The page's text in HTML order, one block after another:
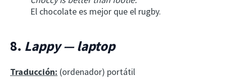
El chocolate es mejor que el rugby.
8. Lappy — laptop
Traducción: (ordenador) portátil